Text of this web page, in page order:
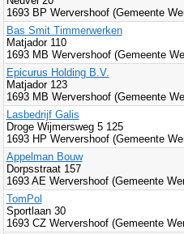
1693 BP Wervershoof (Gemeente
Bas Smit Timmerwerken
Matjador 110
1693 MB Wervershoof (Gemeente
Epicurus Holding B.V.
Matjador 123
1693 MB Wervershoof (Gemeente
Lasbedrijf Galis
Droge Wijmersweg 5 125
1693 HP Wervershoof (Gemeente
Appelman Bouw
Dorpsstraat 157
1693 AE Wervershoof (Gemeente
TomPol
Sportlaan 30
1693 CZ Wervershoof (Gemeente